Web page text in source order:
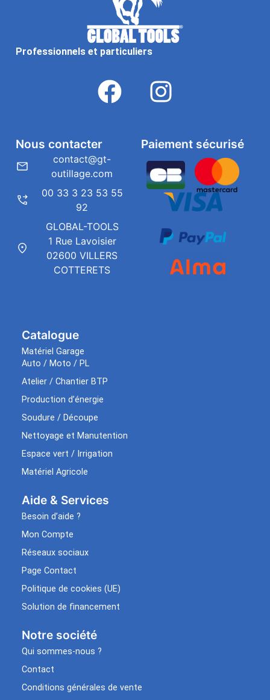
Professionnels et particuliers
Catalogue
Matériel Garage
Auto / Moto / PL
Atelier / Chantier BTP
Production d’énergie
Soudure / Découpe
Nettoyage et Manutention
Espace vert / Irrigation
Matériel Agricole
Aide & Services​
Besoin d’aide ?
Mon Compte
Réseaux sociaux
Page Contact
Politique de cookies (UE)
Solution de financement
Notre société
Qui sommes-nous ?
Contact
Conditions générales de vente
Paiement sécurisé
Nous contacter
contact@gt-
outillage.com
00 33 3 23 53 55
92
GLOBAL-TOOLS
1 Rue Lavoisier
02600 VILLERS
COTTERETS